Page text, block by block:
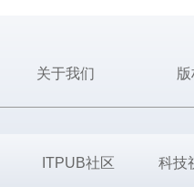
关于我们
ITPUB社区 科技